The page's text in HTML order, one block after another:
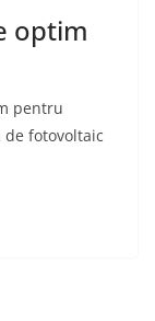
optim
pentru
fotovoltaic